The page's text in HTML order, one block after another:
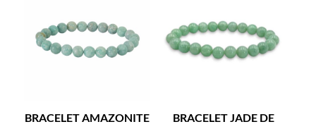
BRACELET AMAZONITE
BRACELET JADE DE